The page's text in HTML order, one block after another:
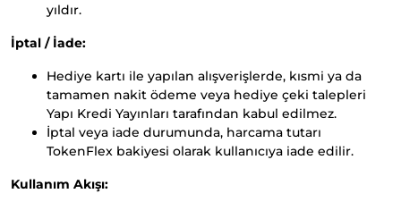
yıldır.
İptal / İade:
Hediye kartı ile yapılan alışverişlerde, kısmi ya da
tamamen nakit ödeme veya hediye çeki talepleri
Yapı Kredi Yayınları tarafından kabul edilmez.
​​​​​​İptal veya iade durumunda, harcama tutarı
TokenFlex bakiyesi olarak kullanıcıya iade edilir.
Kullanım Akışı: